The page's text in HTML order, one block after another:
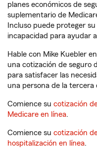
planes económicos de
suplementario de
Incluso puede proteger
incapacidad para ayudar
Hable con Mike Kuebler
una cotización de seguro
para satisfacer las
una persona de la tercera
Comience su cotización
Medicare en línea.
Comience su cotización
hospitalización en línea.